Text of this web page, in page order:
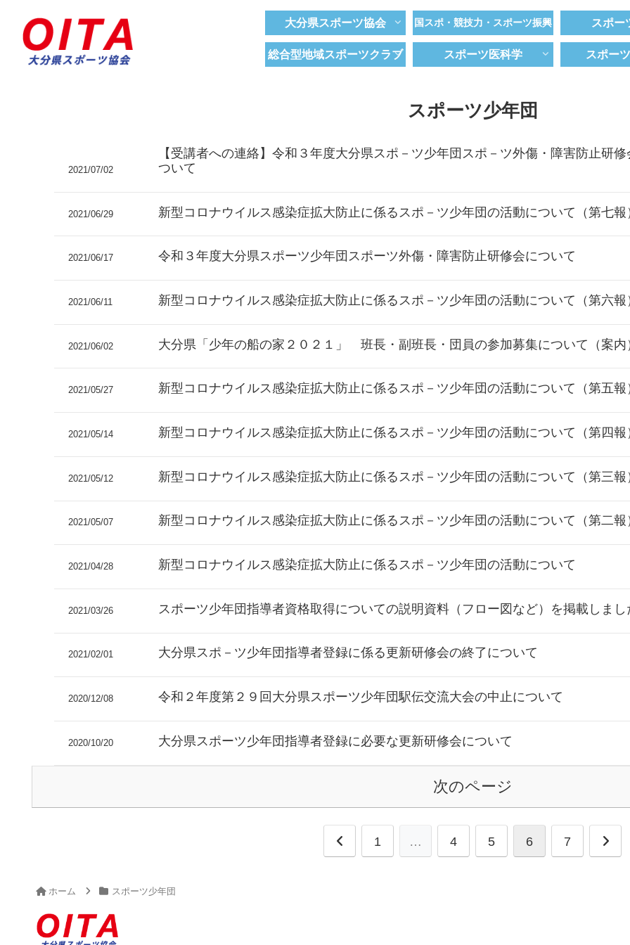
大分県スポーツ協会 国スポ・競技力・スポーツ振興 スポー
総合型地域スポーツクラブ スポーツ医科学 スポー
スポーツ少年団
【受講者への連絡】令和３年度大分県スポ－ツ少年団スポ－ツ外傷・障害防止研
ついて
2021/07/02
新型コロナウイルス感染症拡大防止に係るスポ－ツ少年団の活動について（第七報
2021/06/29
令和３年度大分県スポーツ少年団スポーツ外傷・障害防止研修会について
2021/06/17
新型コロナウイルス感染症拡大防止に係るスポ－ツ少年団の活動について（第六報
2021/06/11
大分県「少年の船の家２０２１」 班長・副班長・団員の参加募集について（案内
2021/06/02
新型コロナウイルス感染症拡大防止に係るスポ－ツ少年団の活動について（第五報
2021/05/27
新型コロナウイルス感染症拡大防止に係るスポ－ツ少年団の活動について（第四報
2021/05/14
新型コロナウイルス感染症拡大防止に係るスポ－ツ少年団の活動について（第三報
2021/05/12
新型コロナウイルス感染症拡大防止に係るスポ－ツ少年団の活動について（第二報
2021/05/07
新型コロナウイルス感染症拡大防止に係るスポ－ツ少年団の活動について
2021/04/28
スポーツ少年団指導者資格取得についての説明資料（フロー図など）を掲載しまし
2021/03/26
大分県スポ－ツ少年団指導者登録に係る更新研修会の終了について
2021/02/01
令和２年度第２９回大分県スポーツ少年団駅伝交流大会の中止について
2020/12/08
大分県スポーツ少年団指導者登録に必要な更新研修会について
2020/10/20
次のページ
1 … 4 5 6 7
ホーム スポーツ少年団